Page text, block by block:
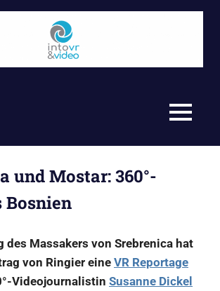
MENU
und Mostar: 360°-
Bosnien
des Massakers von Srebrenica hat
von Ringier eine VR Reportage
Videojournalistin Susanne Dickel